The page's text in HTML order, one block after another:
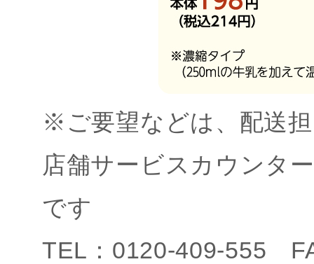
※ご要望などは、配送
店舗サービスカウンタ
です
TEL：0120-409-555